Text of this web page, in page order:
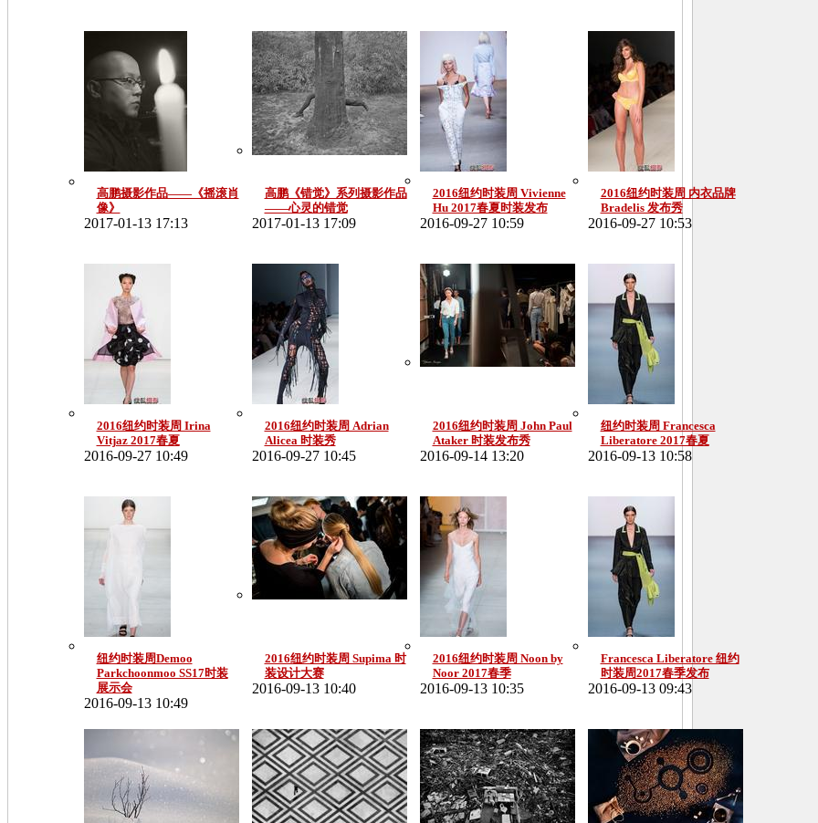
高鹏摄影作品——《摇滚肖
像》
2017-01-13 17:13
高鹏《错觉》系列摄影作品
——心灵的错觉
2017-01-13 17:09
2016纽约时装周 Vivienne
Hu 2017春夏时装发布
2016-09-27 10:59
2016纽约时装周 内衣品牌
Bradelis 发布秀
2016-09-27 10:53
2016纽约时装周 Irina
Vitjaz 2017春夏
2016-09-27 10:49
2016纽约时装周 Adrian
Alicea 时装秀
2016-09-27 10:45
2016纽约时装周 John Paul
Ataker 时装发布秀
2016-09-14 13:20
纽约时装周 Francesca
Liberatore 2017春夏
2016-09-13 10:58
纽约时装周Demoo
Parkchoonmoo SS17时装
展示会
2016-09-13 10:49
2016纽约时装周 Supima 时
装设计大赛
2016-09-13 10:40
2016纽约时装周 Noon by
Noor 2017春季
2016-09-13 10:35
Francesca Liberatore 纽约
时装周2017春季发布
2016-09-13 09:43